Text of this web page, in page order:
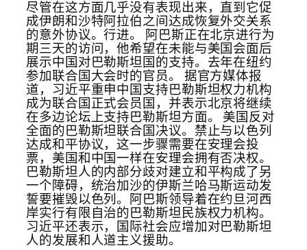
尽管在这方面几乎没有表现出来，直到它促
成伊朗和沙特阿拉伯之间达成恢复外交关系
的意外协议。行进。 阿巴斯正在北京进行为
期三天的访问，他希望在未能与美国会面后
展示中国对巴勒斯坦国的支持。去年在纽约
参加联合国大会时的官员。 据官方媒体报
道，习近平重申中国支持巴勒斯坦权力机构
成为联合国正式会员国，并表示北京将继续
在多边论坛上支持巴勒斯坦方面。 美国反对
全面的巴勒斯坦联合国决议。禁止与以色列
达成和平协议，这一步骤需要在安理会投
票，美国和中国一样在安理会拥有否决权。
巴勒斯坦人的内部分歧对建立和平构成了另
一个障碍，统治加沙的伊斯兰哈马斯运动发
誓要摧毁以色列。阿巴斯领导着在约旦河西
岸实行有限自治的巴勒斯坦民族权力机构。
习近平还表示，国际社会应增加对巴勒斯坦
人的发展和人道主义援助。